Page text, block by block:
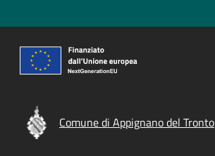
Comune di Appignano del Tronto